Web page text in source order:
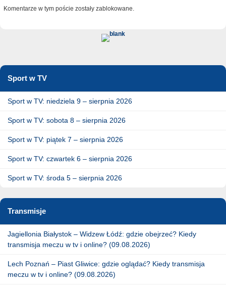
Komentarze w tym poście zostały zablokowane.
Sport w TV
Sport w TV: niedziela 9 – sierpnia 2026
Sport w TV: sobota 8 – sierpnia 2026
Sport w TV: piątek 7 – sierpnia 2026
Sport w TV: czwartek 6 – sierpnia 2026
Sport w TV: środa 5 – sierpnia 2026
Transmisje
Jagiellonia Białystok – Widzew Łódź: gdzie obejrzeć? Kiedy
transmisja meczu w tv i online? (09.08.2026)
Lech Poznań – Piast Gliwice: gdzie oglądać? Kiedy transmisja
meczu w tv i online? (09.08.2026)